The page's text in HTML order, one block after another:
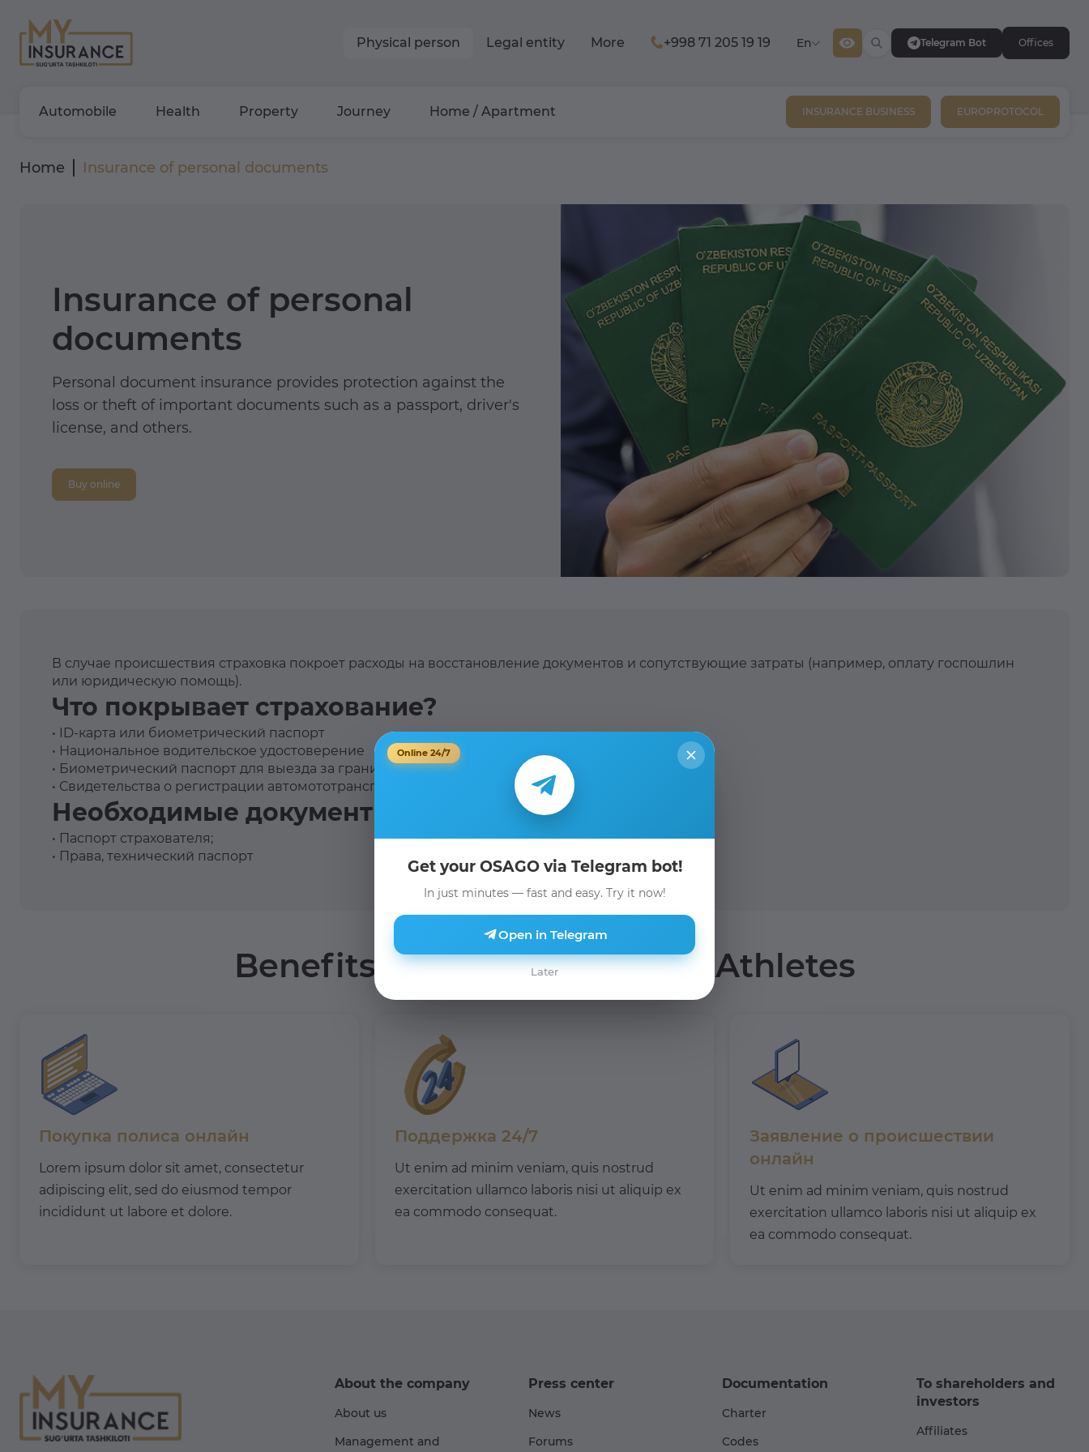
Physical person Legal entity More +998 71 205 19 19 En Telegram Bot Offices
Automobile Health Property Journey Home / Apartment INSURANCE BUSINESS EUROPROTOCOL
Home Insurance of personal documents
Insurance of personal
documents
Personal document insurance provides protection against the
loss or theft of important documents such as a passport, driver's
license, and others.
Buy online
В случае происшествия страховка покроет расходы на восстановление документов и сопутствующие затраты (например, оплату госпошлин
или юридическую помощь).
Что покрывает страхование?
• ID-карта или биометрический паспорт
• Национальное водительское удостоверение
• Биометрический паспорт для выезда за границу
• Свидетельства о регистрации автомототранспортного средства
Необходимые документы:
• Паспорт страхователя;
• Права, технический паспорт
Benefits of My Insurance for Athletes
Покупка полиса онлайн
Lorem ipsum dolor sit amet, consectetur
adipiscing elit, sed do eiusmod tempor
incididunt ut labore et dolore.
Поддержка 24/7
Ut enim ad minim veniam, quis nostrud
exercitation ullamco laboris nisi ut aliquip ex
ea commodo consequat.
Заявление о происшествии
онлайн
Ut enim ad minim veniam, quis nostrud
exercitation ullamco laboris nisi ut aliquip ex
ea commodo consequat.
About the company
About us
Management and
Press center
News
Forums
Documentation
Charter
Codes
To shareholders and
investors
Affiliates
Online 24/7
Get your OSAGO via Telegram bot!
In just minutes — fast and easy. Try it now!
Open in Telegram
Later